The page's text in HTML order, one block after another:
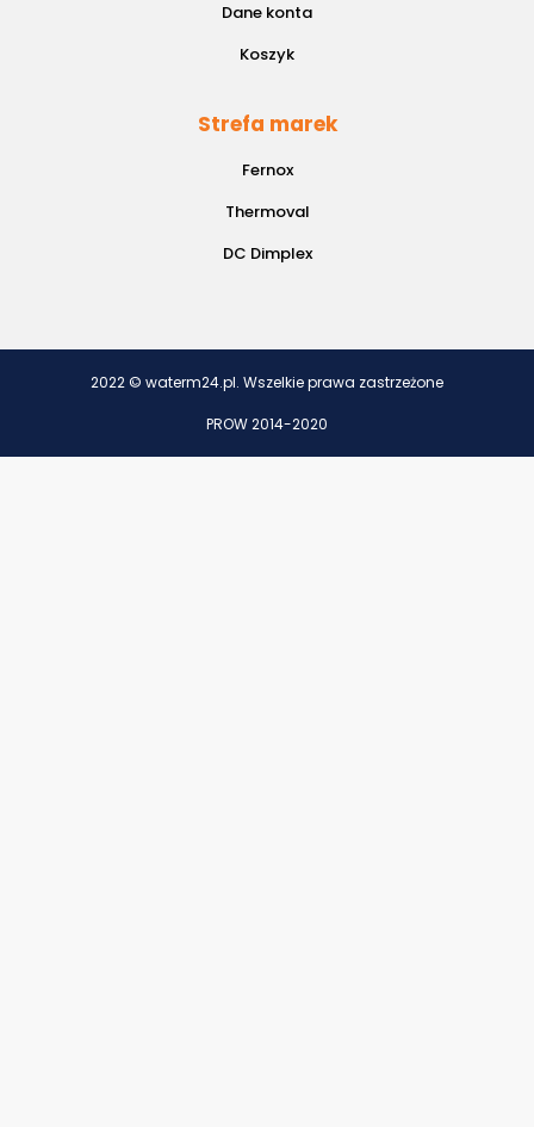
Dane konta
Koszyk
Strefa marek
Fernox
Thermoval
DC Dimplex
2022 © waterm24.pl. Wszelkie prawa zastrzeżone
PROW 2014-2020